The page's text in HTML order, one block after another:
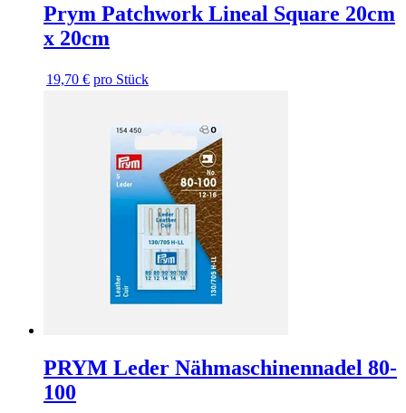
Prym Patchwork Lineal Square 20cm
x 20cm
19,70 € pro Stück
PRYM Leder Nähmaschinennadel 80-
100